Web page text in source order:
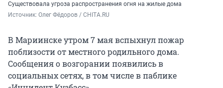
Существовала угроза распространения огня на жилые дома
Источник: Олег Фёдоров / CHITA.RU
В Мариинске утром 7 мая вспыхнул пожар
поблизости от местного родильного дома.
Сообщения о возгорании появились в
социальных сетях, в том числе в паблике